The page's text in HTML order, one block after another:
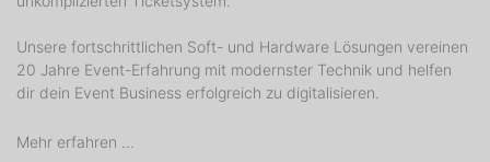
Unsere fortschrittlichen Soft- und Hardware Lösungen vereinen
20 Jahre Event-Erfahrung mit modernster Technik und helfen
dir dein Event Business erfolgreich zu digitalisieren.
Mehr erfahren ...